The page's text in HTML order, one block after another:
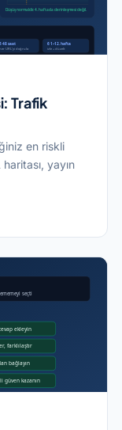
Trafik
en riskli
yayın